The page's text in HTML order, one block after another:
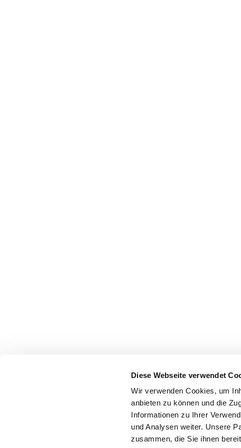
Diese Webseite verwendet
Wir verwenden Cookies, um
anbieten zu können und die
Informationen zu Ihrer
und Analysen weiter. Unsere
zusammen, die Sie ihnen